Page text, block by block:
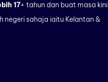
17+ tahun dan buat masa kini
negeri sahaja iaitu Kelantan &